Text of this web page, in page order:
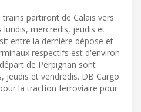
partiront de Calais vers
lundis, mercredis, jeudis et
entre la dernière dépose et
respectifs est d'environ
de Perpignan sont
jeudis et vendredis. DB Cargo
la traction ferroviaire pour